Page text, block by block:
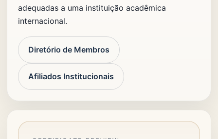
adequadas a uma instituição acadêmica
internacional.
Diretório de Membros
Afiliados Institucionais